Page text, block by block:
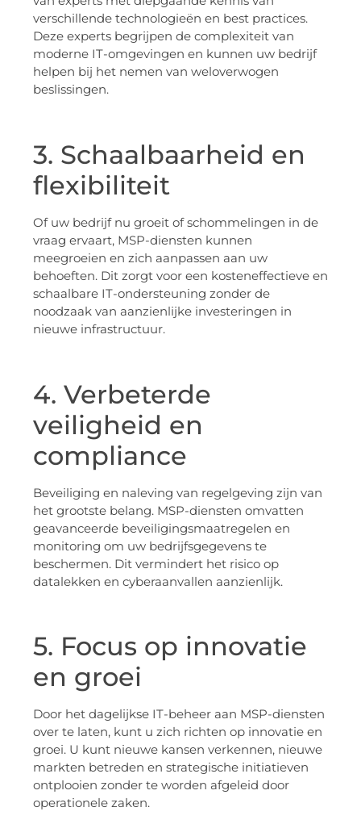
verschillende technologieën en best practices.
Deze experts begrijpen de complexiteit van
moderne IT-omgevingen en kunnen uw bedrijf
helpen bij het nemen van weloverwogen
beslissingen.
3. Schaalbaarheid en
flexibiliteit
Of uw bedrijf nu groeit of schommelingen in de
vraag ervaart, MSP-diensten kunnen
meegroeien en zich aanpassen aan uw
behoeften. Dit zorgt voor een kosteneffectieve en
schaalbare IT-ondersteuning zonder de
noodzaak van aanzienlijke investeringen in
nieuwe infrastructuur.
4. Verbeterde
veiligheid en
compliance
Beveiliging en naleving van regelgeving zijn van
het grootste belang. MSP-diensten omvatten
geavanceerde beveiligingsmaatregelen en
monitoring om uw bedrijfsgegevens te
beschermen. Dit vermindert het risico op
datalekken en cyberaanvallen aanzienlijk.
5. Focus op innovatie
en groei
Door het dagelijkse IT-beheer aan MSP-diensten
over te laten, kunt u zich richten op innovatie en
groei. U kunt nieuwe kansen verkennen, nieuwe
markten betreden en strategische initiatieven
ontplooien zonder te worden afgeleid door
operationele zaken.